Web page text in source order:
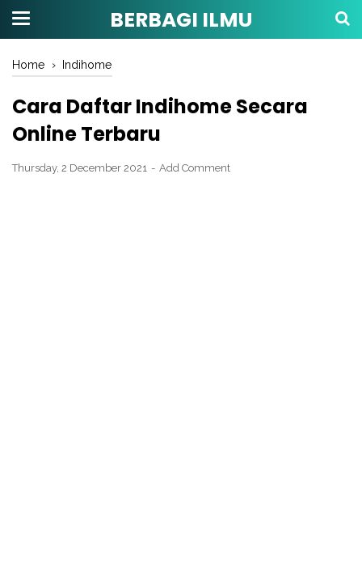
BERBAGI ILMU
Home › Indihome
Cara Daftar Indihome Secara
Online Terbaru
Thursday, 2 December 2021 Add Comment